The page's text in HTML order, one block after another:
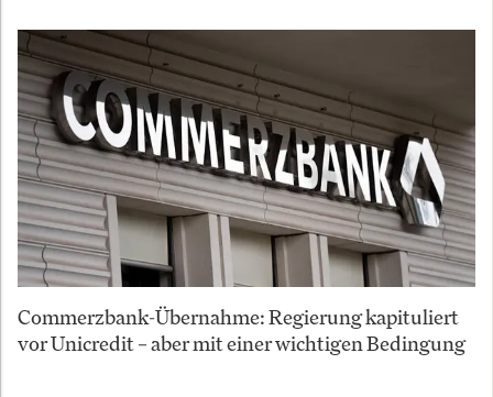
Commerzbank-Übernahme: Regierung kapituliert
vor Unicredit – aber mit einer wichtigen Bedingung